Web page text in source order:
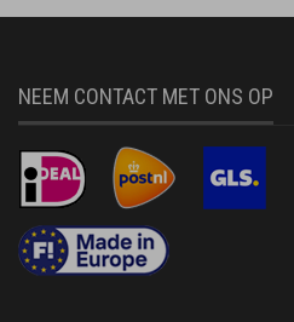
NEEM CONTACT MET ONS OP